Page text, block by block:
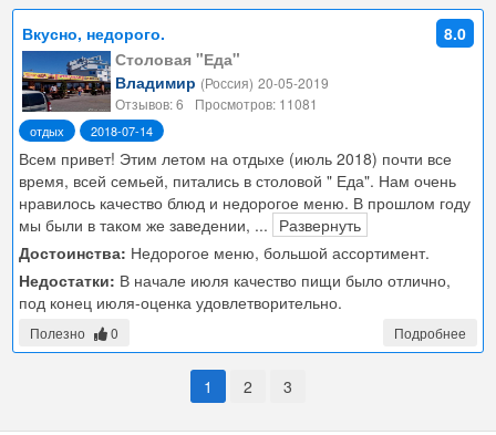
Вкусно, недорого.
8.0
Столовая "Еда"
Владимир (Россия) 20-05-2019
Отзывов: 6
Просмотров: 11081
отдых 2018-07-14
Всем привет! Этим летом на отдыхе (июль 2018) почти все
время, всей семьей, питались в столовой " Еда". Нам очень
нравилось качество блюд и недорогое меню. В прошлом году
мы были в таком же заведении, ... Развернуть
Достоинства: Недорогое меню, большой ассортимент.
Недостатки: В начале июля качество пищи было отлично,
под конец июля-оценка удовлетворительно.
Полезно 0 Подробнее
1 2 3